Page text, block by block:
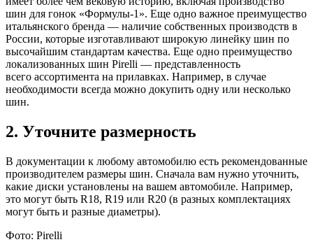
шин для гонок «Формулы-1». Еще одно важное преимущество
итальянского бренда — наличие собственных производств в
России, которые изготавливают широкую линейку шин по
высочайшим стандартам качества. Еще одно преимущество
локализованных шин Pirelli — представленность
всего ассортимента на прилавках. Например, в случае
необходимости всегда можно докупить одну или несколько
шин.
2. Уточните размерность
В документации к любому автомобилю есть рекомендованные
производителем размеры шин. Сначала вам нужно уточнить,
какие диски установлены на вашем автомобиле. Например,
это могут быть R18, R19 или R20 (в разных комплектациях
могут быть и разные диаметры).
Фото: Pirelli